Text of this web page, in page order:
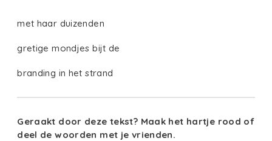
met haar duizenden
gretige mondjes bijt de
branding in het strand
Geraakt door deze tekst? Maak het hartje rood of
deel de woorden met je vrienden.